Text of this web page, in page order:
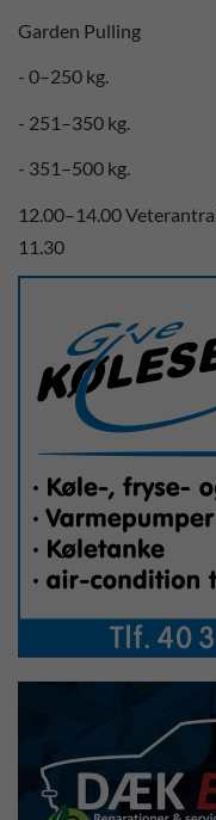
Garden Pulling
- 0–250 kg.
- 251–350 kg.
- 351–500 kg.
12.00–14.00
11.30